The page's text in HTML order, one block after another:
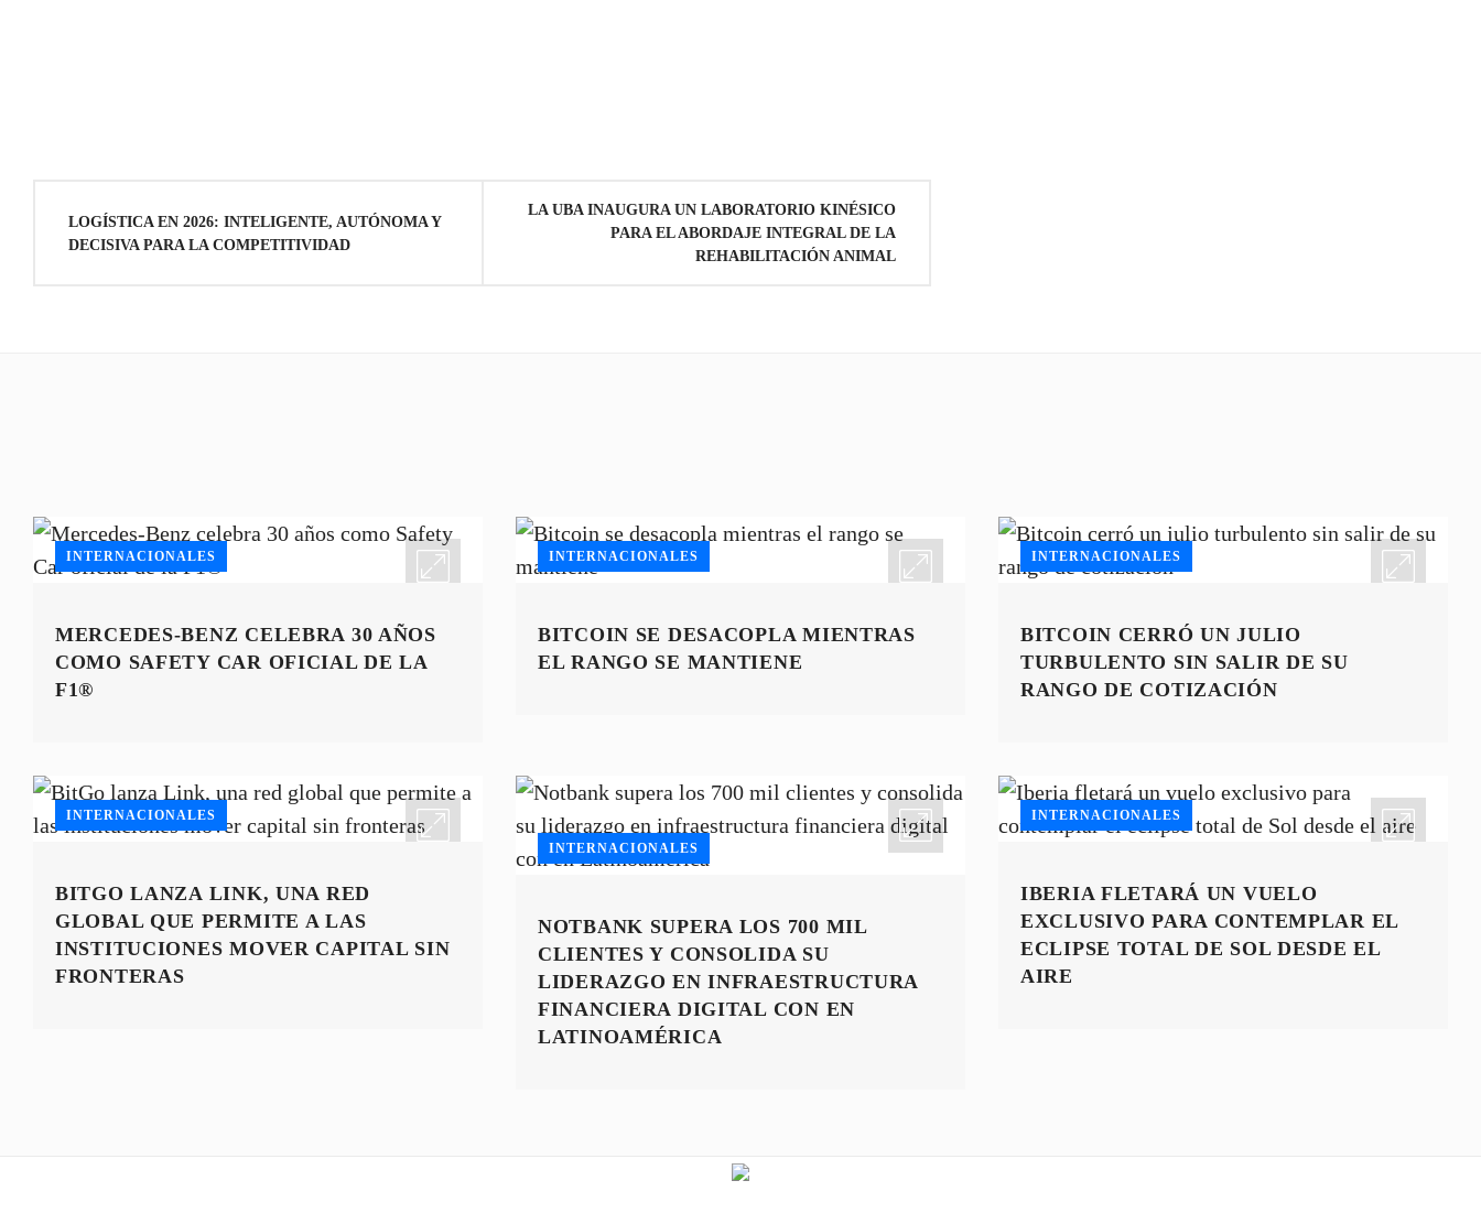
Navegación
LOGÍSTICA EN 2026: INTELIGENTE, AUTÓNOMA Y
DECISIVA PARA LA COMPETITIVIDAD
LA UBA INAUGURA UN LABORATORIO KINÉSICO
PARA EL ABORDAJE INTEGRAL DE LA
REHABILITACIÓN ANIMAL
INTERNACIONALES
MERCEDES-BENZ CELEBRA 30 AÑOS
COMO SAFETY CAR OFICIAL DE LA
F1®
INTERNACIONALES
BITCOIN SE DESACOPLA MIENTRAS
EL RANGO SE MANTIENE
INTERNACIONALES
BITCOIN CERRÓ UN JULIO
TURBULENTO SIN SALIR DE SU
RANGO DE COTIZACIÓN
INTERNACIONALES
BITGO LANZA LINK, UNA RED
GLOBAL QUE PERMITE A LAS
INSTITUCIONES MOVER CAPITAL SIN
FRONTERAS
INTERNACIONALES
NOTBANK SUPERA LOS 700 MIL
CLIENTES Y CONSOLIDA SU
LIDERAZGO EN INFRAESTRUCTURA
FINANCIERA DIGITAL CON EN
LATINOAMÉRICA
INTERNACIONALES
IBERIA FLETARÁ UN VUELO
EXCLUSIVO PARA CONTEMPLAR EL
ECLIPSE TOTAL DE SOL DESDE EL
AIRE